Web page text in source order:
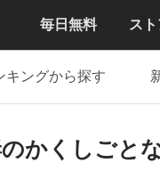
毎日無料 ス
キングから探す
のかくしごと